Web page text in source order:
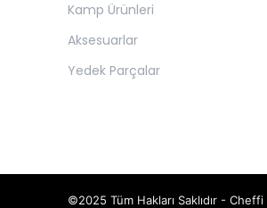
Kamp Ürünleri
Aksesuarlar
Yedek Parçalar
©2025 Tüm Hakları Saklıdır - Cheffi